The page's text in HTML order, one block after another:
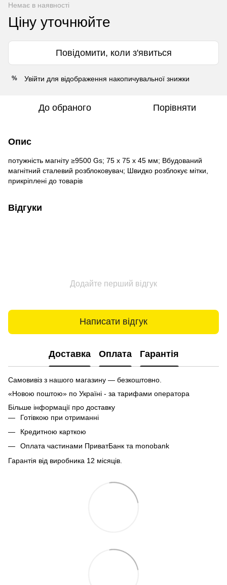
Немає в наявності
Ціну уточнюйте
Повідомити, коли з'явиться
% Увійти для відображення накопичувальної знижки
До обраного Порівняти
Опис
потужність магніту ≥9500 Gs; 75 х 75 х 45 мм; Вбудований
магнітний сталевий розблоковувач; Швидко розблокує мітки,
прикріплені до товарів
Відгуки
Додайте перший відгук
Написати відгук
Доставка Оплата Гарантія
Самовивіз з нашого магазину — безкоштовно.
«Новою поштою» по Україні - за тарифами оператора
Більше інформації про доставку
Готівкою при отриманні
Кредитною карткою
Оплата частинами ПриватБанк та monobank
Гарантія від виробника 12 місяців.